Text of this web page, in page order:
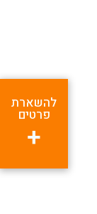
להשארת
פרטים